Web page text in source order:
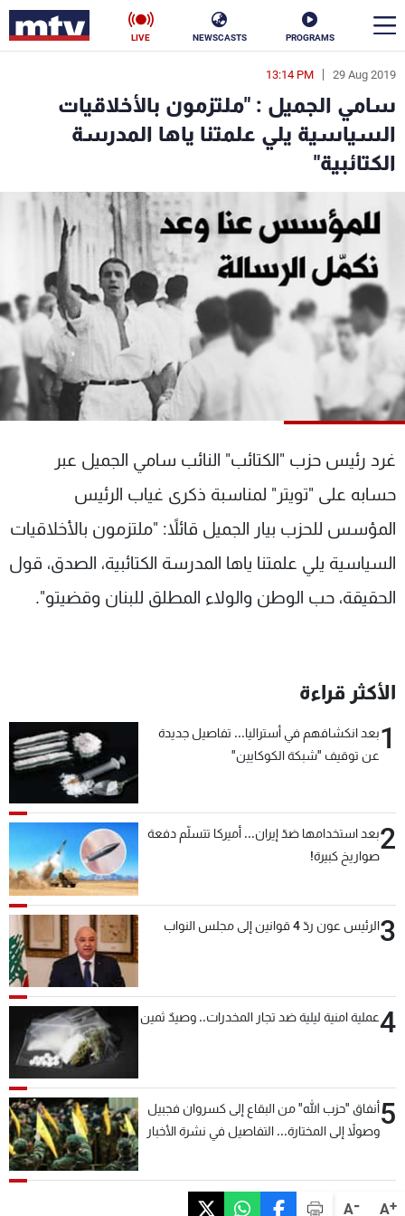
PROGRAMS
NEWSCASTS
LIVE
A+
A-
29 Aug 2019
13:14 PM
سامي الجميل : "ملتزمون بالأخلاقيات
السياسية يلي علمتنا ياها المدرسة
الكتائبية"
غرد رئيس حزب "الكتائب" النائب سامي الجميل عبر
حسابه على "تويتر" لمناسبة ذكرى غياب الرئيس
المؤسس للحزب بيار الجميل قائلاً: "ملتزمون بالأخلاقيات
السياسية يلي علمتنا ياها المدرسة الكتائبية، الصدق، قول
الحقيقة، حب الوطن والولاء المطلق للبنان وقضيتو".
الأكثر قراءة
1بعد انكشافهم في أستراليا... تفاصيل جديدة
عن توقيف "شبكة الكوكايين"
2بعد استخدامها ضدّ إيران... أميركا تتسلّم دفعة
صواريخ كبيرة!
3الرئيس عون ردّ 4 قوانين إلى مجلس النواب
4عملية امنية ليلية ضد تجار المخدرات.. وصيدٌ ثمين
5أنفاق "حزب الله" من البقاع إلى كسروان فجبيل
وصولاً إلى المختارة... التفاصيل في نشرة الأخبار
en
الأخبار
سياسة
إقتصاد فن
منوعات رياضة
كأس العالم
البرامج
جدول البرامج
شاهد البرامج
الترددات
الإنـتـاج
وظائف
تواصل معنا
سياسة الخصوصية